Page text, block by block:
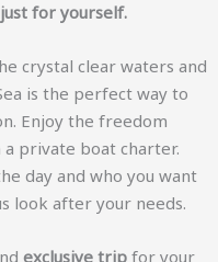
for yourself.
crystal clear waters and
is the perfect way to
Enjoy the freedom
private boat charter.
day and who you want
look after your needs.
exclusive tripfor your